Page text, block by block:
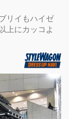
リイもハイゼ
上にカッコよ